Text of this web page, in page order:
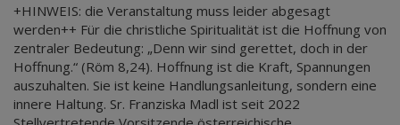
+HINWEIS: die Veranstaltung muss leider abgesagt
werden++ Für die christliche Spiritualität ist die Hoffnung von
zentraler Bedeutung: „Denn wir sind gerettet, doch in der
Hoffnung.“ (Röm 8,24). Hoffnung ist die Kraft, Spannungen
auszuhalten. Sie ist keine Handlungsanleitung, sondern eine
innere Haltung. Sr. Franziska Madl ist seit 2022